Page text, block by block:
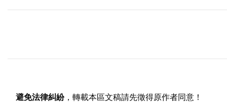
避免法律糾紛，轉載本區文稿請先徵得原作者同意！